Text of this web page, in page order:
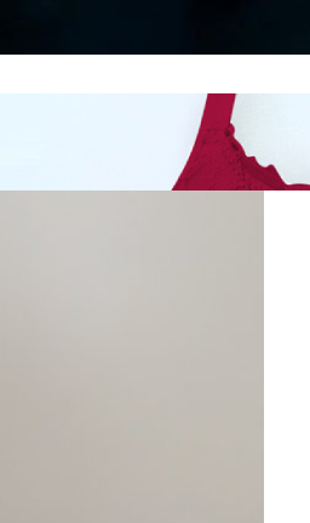
Mengintip Kepribadian
Wanita Dari Warna Bra